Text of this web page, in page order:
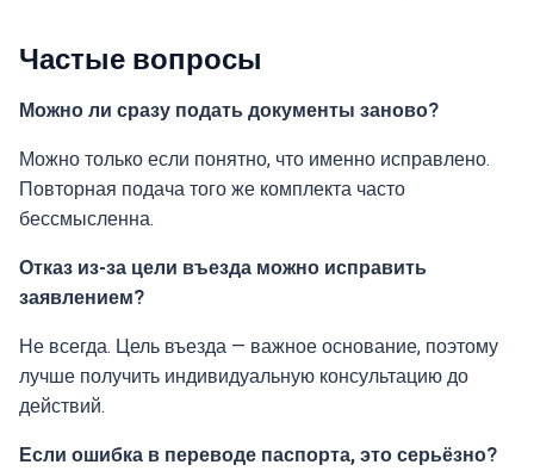
Частые вопросы
Можно ли сразу подать документы заново?
Можно только если понятно, что именно исправлено.
Повторная подача того же комплекта часто
бессмысленна.
Отказ из-за цели въезда можно исправить
заявлением?
Не всегда. Цель въезда — важное основание, поэтому
лучше получить индивидуальную консультацию до
действий.
Если ошибка в переводе паспорта, это серьёзно?